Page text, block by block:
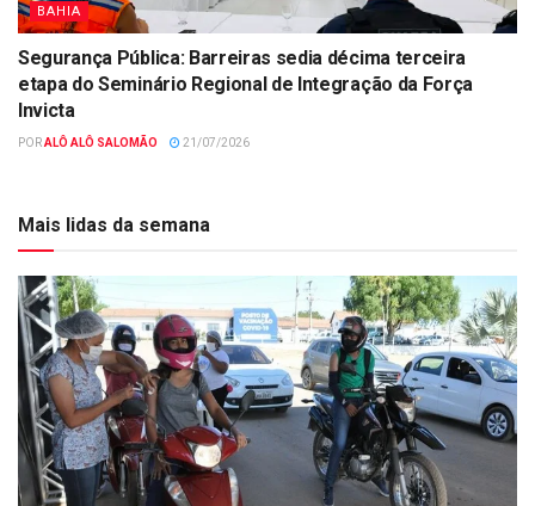
BAHIA
Segurança Pública: Barreiras sedia décima terceira
etapa do Seminário Regional de Integração da Força
Invicta
PORALÔ ALÔ SALOMÃO 21/07/2026
Mais lidas da semana